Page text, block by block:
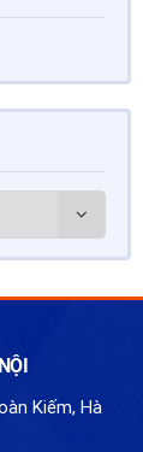
Kiếm, Hà